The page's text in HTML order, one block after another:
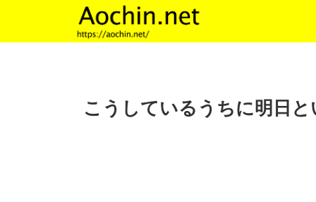
こうしているうちに明日